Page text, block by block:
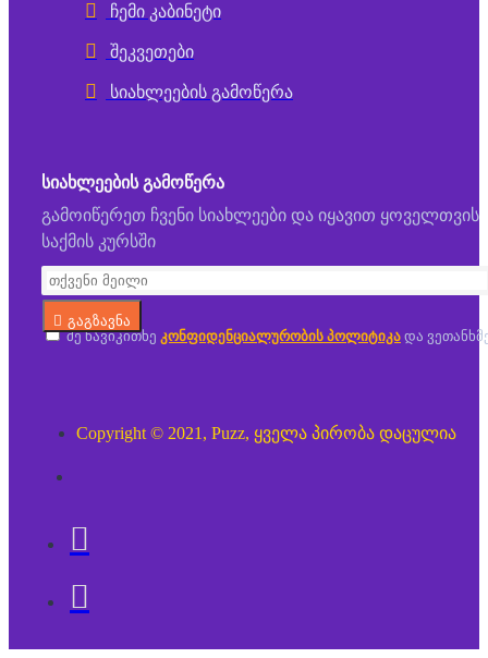
ჩემი კაბინეტი
შეკვეთები
სიახლეების გამოწერა
ᲡᲘᲐᲮᲚᲔᲔᲑᲘᲡ ᲒᲐᲛᲝᲬᲔᲠᲐ
გამოიწერეთ ჩვენი სიახლეები და იყავით ყოველთვის
საქმის კურსში
გაგზავნა
მე წავიკითხე კონფიდენციალურობის პოლიტიკა და
Copyright © 2021, Puzz, ყველა პირობა დაცულია